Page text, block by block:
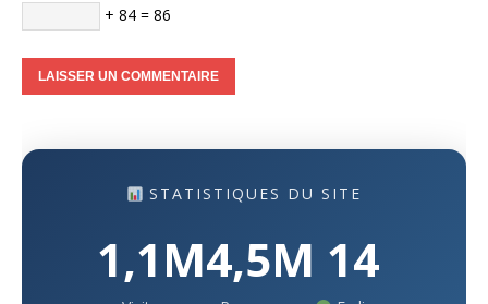
+ 84 = 86
STATISTIQUES DU SITE
1,1M4,5M 14